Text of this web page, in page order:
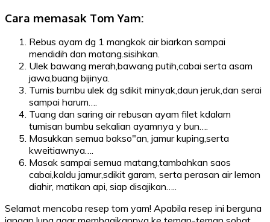
Cara memasak Tom Yam:
Rebus ayam dg 1 mangkok air biarkan sampai
mendidih dan matang.sisihkan.
Ulek bawang merah,bawang putih,cabai serta asam
jawa,buang bijinya.
Tumis bumbu ulek dg sdikit minyak,daun jeruk,dan serai
sampai harum….
Tuang dan saring air rebusan ayam filet kdalam
tumisan bumbu sekalian ayamnya y bun….
Masukkan semua bakso"an, jamur kuping,serta
kweitiawnya….
Masak sampai semua matang,tambahkan saos
cabai,kaldu jamur,sdikit garam, serta perasan air lemon
diahir, matikan api, siap disajikan…..
Selamat mencoba resep tom yam! Apabila resep ini berguna